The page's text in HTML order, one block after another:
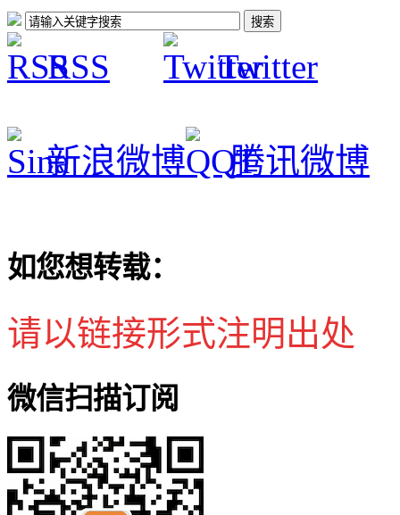
RSS Twitter
新浪微博 腾讯微博
如您想转载：
请以链接形式注明出处
微信扫描订阅